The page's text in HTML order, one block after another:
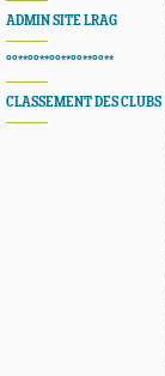
ADMIN SITE LRAG
°°**°°**°°**°°**°°**
CLASSEMENT DES CLUBS